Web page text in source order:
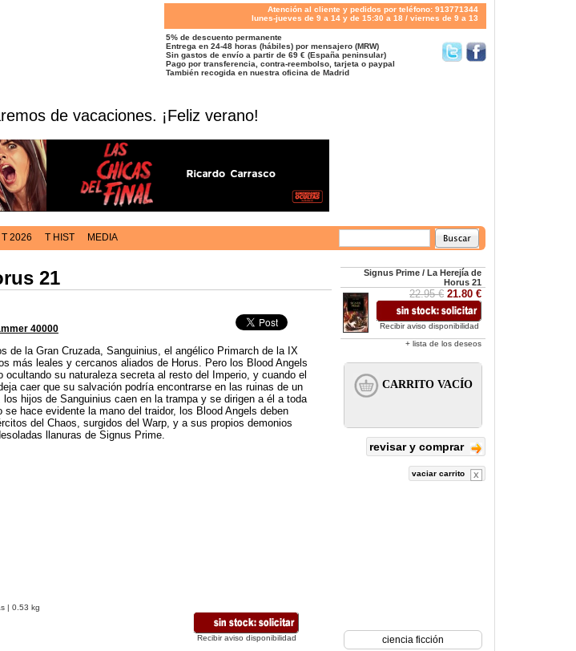
Atención al cliente y pedidos por teléfono: 913771344
lunes-jueves de 9 a 14 y de 15:30 a 18 / viernes de 9 a 13
5% de descuento permanente
Entrega en 24-48 horas (hábiles) por mensajero (MRW)
Sin gastos de envío a partir de 69 € (España peninsular)
Pago por transferencia, contra-reembolso, tarjeta o paypal
También recogida en nuestra oficina de Madrid
de vacaciones. ¡Feliz verano!
T 2026 T HIST MEDIA
21
40000
de la Gran Cruzada, Sanguinius, el angélico Primarch de la IX
más leales y cercanos aliados de Horus. Pero los Blood Angels
ocultando su naturaleza secreta al resto del Imperio, y cuando el
caer que su salvación podría encontrarse en las ruinas de un
los hijos de Sanguinius caen en la trampa y se dirigen a él a toda
se hace evidente la mano del traidor, los Blood Angels deben
del Chaos, surgidos del Warp, y a sus propios demonios
llanuras de Signus Prime.
| 0.53 kg
Recibir aviso disponibilidad
Signus Prime / La Herejía de
Horus 21
22.95 € 21.80 €
Recibir aviso disponibilidad
+ lista de los deseos
revisar y comprar
vaciar carrito
ciencia ficción